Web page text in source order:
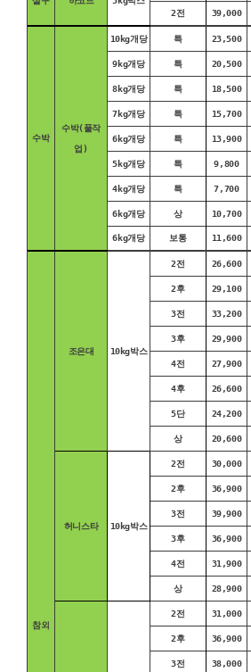
2전
39,000
수박
수박(풀작
업)
10kg개당 특 23,500
9kg개당 특 20,500
8kg개당 특 18,500
7kg개당 특 15,700
6kg개당 특 13,900
5kg개당 특 9,800
4kg개당 특 7,700
6kg개당 상 10,700
6kg개당 보통 11,600
참외
조은대 10kg박스
2전 26,600
2후 29,100
3전 33,200
3후 29,900
4전 27,900
4후 26,600
5단 24,200
상 20,600
허니스타 10kg박스
2전 30,000
2후 36,900
3전 39,900
3후 36,900
4전 31,900
상 28,900
2전 31,000
2후 36,900
3전 38,000